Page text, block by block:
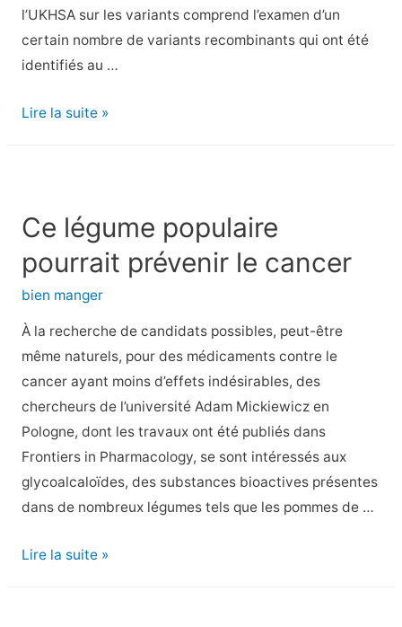
l’UKHSA sur les variants comprend l’examen d’un
certain nombre de variants recombinants qui ont été
identifiés au …
Attention
variante
fortement
mutée
coronavirus
met
les
scientifiques
en
alerte
!
Mise
jour
Lire la suite »
Ce légume populaire
pourrait prévenir le cancer
bien manger
À la recherche de candidats possibles, peut-être
même naturels, pour des médicaments contre le
cancer ayant moins d’effets indésirables, des
chercheurs de l’université Adam Mickiewicz en
Pologne, dont les travaux ont été publiés dans
Frontiers in Pharmacology, se sont intéressés aux
glycoalcaloïdes, des substances bioactives présentes
dans de nombreux légumes tels que les pommes de …
Ce
Lire la suite »